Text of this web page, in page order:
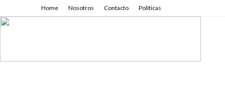
Home Nosotros Contacto Políticas